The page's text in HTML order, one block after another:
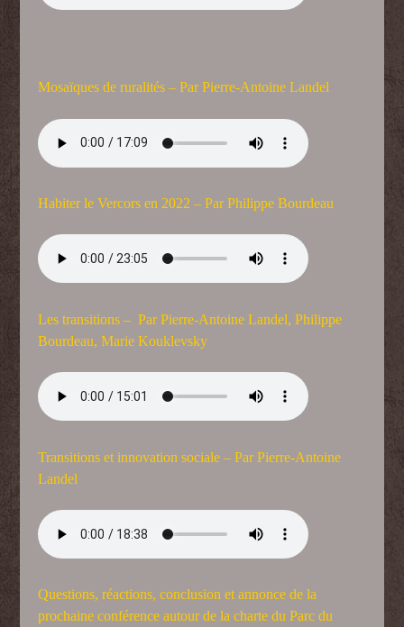
Mosaïques de ruralités – Par Pierre-Antoine Landel
Habiter le Vercors en 2022 – Par Philippe Bourdeau
Les transitions –ParPierre-Antoine Landel, Philippe
Bourdeau, Marie Kouklevsky
Transitions et innovation sociale – Par Pierre-Antoine
Landel
Questions, réactions, conclusion et annonce de la
prochaine conférence autour de la charte du Parc du